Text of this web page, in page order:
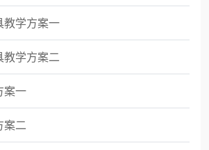
教学方案一
教学方案二
案一
案二